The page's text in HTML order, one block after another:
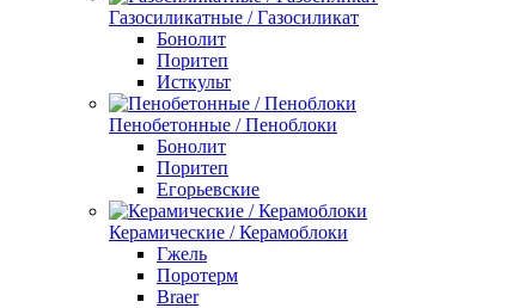
Газосиликатные / Газосиликат
Бонолит
Поритеп
Исткульт
Пенобетонные / Пеноблоки
Бонолит
Поритеп
Егорьевские
Керамические / Керамоблоки
Гжель
Поротерм
Braer